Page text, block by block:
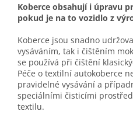
Koberce obsahují i úpravu
pokud je na to vozidlo z
Koberce jsou snadno
vysáváním, tak i čištěním
se používá při čištění
Péče o textilní autokoberce
pravidelné vysávání a
speciálními čisticími
textilu.